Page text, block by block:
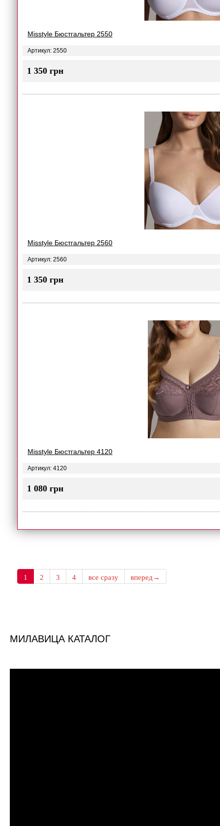
Misstyle Бюстгальтер 2550
Артикул: 2550
1 350 грн
Misstyle Бюстгальтер 2560
Артикул: 2560
1 350 грн
Misstyle Бюстгальтер 4120
Артикул: 4120
1 080 грн
1 2 3 4 все сразу вперед→
МИЛАВИЦА КАТАЛОГ